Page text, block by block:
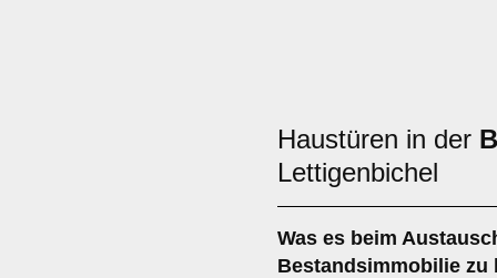
Haustüren in der
Lettigenbichel
Was es beim
Bestandsimmobilie zu